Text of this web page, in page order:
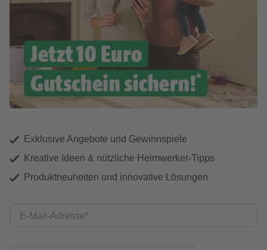
Exklusive Angebote und Gewinnspiele
Kreative Ideen & nützliche Heimwerker-Tipps
Produktneuheiten und innovative Lösungen
E-Mail-Adresse